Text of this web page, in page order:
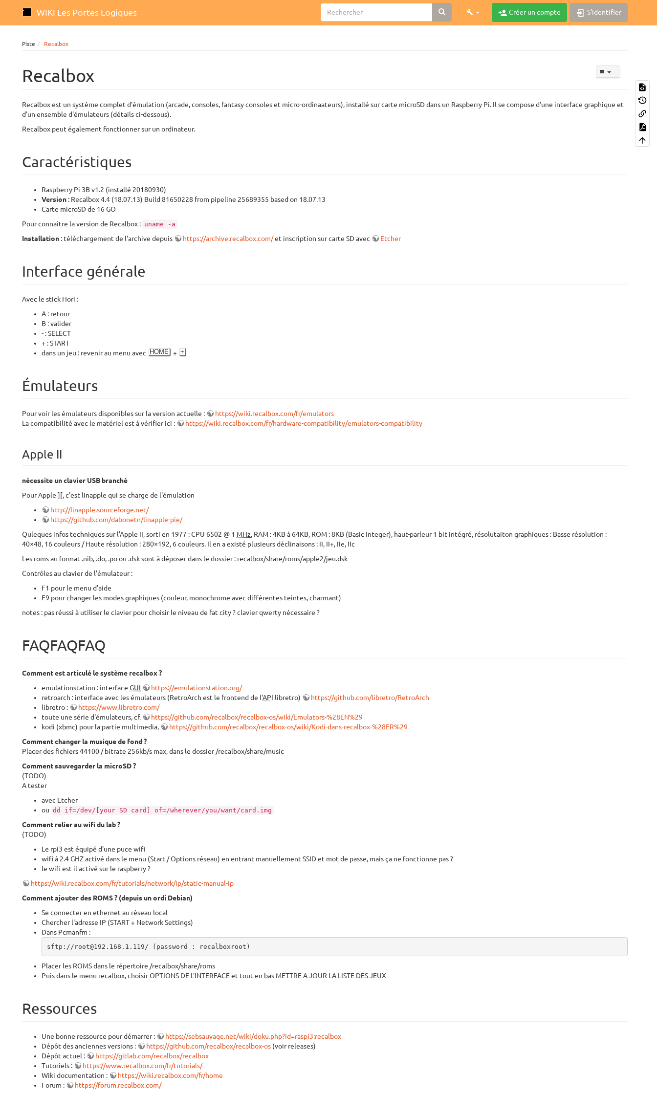
WIKI Les Portes Logiques Créer un compte S'identifier
Piste Recalbox
Recalbox
Recalbox est un système complet d'émulation (arcade, consoles, fantasy consoles et micro-ordinaateurs), installé sur carte microSD dans un Raspberry Pi. Il se compose d'une interface graphique et
d'un ensemble d'émulateurs (détails ci-dessous).
Recalbox peut également fonctionner sur un ordinateur.
Caractéristiques
Raspberry Pi 3B v1.2 (installé 20180930)
Version : Recalbox 4.4 (18.07.13) Build 81650228 from pipeline 25689355 based on 18.07.13
Carte microSD de 16 GO
Pour connaître la version de Recalbox : uname -a
Installation : téléchargement de l'archive depuis https://archive.recalbox.com/et inscription sur carte SD avec Etcher
Interface générale
Avec le stick Hori :
A : retour
B : valider
- : SELECT
+ : START
dans un jeu : revenir au menu avec
HOME + +
Émulateurs
Pour voir les émulateurs disponibles sur la version actuelle :
https://wiki.recalbox.com/fr/emulators
La compatibilité avec le matériel est à vérifier ici :
https://wiki.recalbox.com/fr/hardware-compatibility/emulators-compatibility
Apple II
nécessite un clavier USB branché
Pour Apple ][, c'est linapple qui se charge de l'émulation
http://linapple.sourceforge.net/
https://github.com/dabonetn/linapple-pie/
Quleques infos techniques sur l'Apple II, sorti en 1977 : CPU 6502 @ 1 MHz, RAM : 4KB à 64KB, ROM : 8KB (Basic Integer), haut-parleur 1 bit intégré, résolutaiton graphiques : Basse résolution :
40×48, 16 couleurs / Haute résolution : 280×192, 6 couleurs. Il en a existé plusieurs déclinaisons : II, II+, IIe, IIc
Les roms au format .nib, .do, .po ou .dsk sont à déposer dans le dossier : recalbox/share/roms/apple2/jeu.dsk
Contrôles au clavier de l'émulateur :
F1 pour le menu d'aide
F9 pour changer les modes graphiques (couleur, monochrome avec différentes teintes, charmant)
notes : pas réussi à utiliser le clavier pour choisir le niveau de fat city ? clavier qwerty nécessaire ?
FAQFAQFAQ
Comment est articulé le système recalbox ?
emulationstation : interface GUI
https://emulationstation.org/
retroarch : interface avec les émulateurs (RetroArch est le frontend de l'API libretro)
https://github.com/libretro/RetroArch
libretro :
https://www.libretro.com/
toute une série d'émulateurs, cf.
https://github.com/recalbox/recalbox-os/wiki/Emulators-%28EN%29
kodi (xbmc) pour la partie multimedia,
https://github.com/recalbox/recalbox-os/wiki/Kodi-dans-recalbox-%28FR%29
Comment changer la musique de fond ?
Placer des fichiers 44100 / bitrate 256kb/s max, dans le dossier /recalbox/share/music
Comment sauvegarder la microSD ?
(TODO)
A tester
avec Etcher
ou dd if=/dev/[your SD card] of=/wherever/you/want/card.img
Comment relier au wifi du lab ?
(TODO)
Le rpi3 est équipé d'une puce wifi
wifi à 2.4 GHZ activé dans le menu (Start / Options réseau) en entrant manuellement SSID et mot de passe, mais ça ne fonctionne pas ?
le wifi est il activé sur le raspberry ?
https://wiki.recalbox.com/fr/tutorials/network/ip/static-manual-ip
Comment ajouter des ROMS ? (depuis un ordi Debian)
Se connecter en ethernet au réseau local
Chercher l'adresse IP (START + Network Settings)
Dans Pcmanfm :
sftp://root@192.168.1.119/ (password : recalboxroot)
Placer les ROMS dans le répertoire /recalbox/share/roms
Puis dans le menu recalbox, choisir OPTIONS DE L'INTERFACE et tout en bas METTRE A JOUR LA LISTE DES JEUX
Ressources
Une bonne ressource pour démarrer :
https://sebsauvage.net/wiki/doku.php?id=raspi3:recalbox
Dépôt des anciennes versions :
https://github.com/recalbox/recalbox-os (voir releases)
Dépôt actuel :
https://gitlab.com/recalbox/recalbox
Tutoriels :
https://www.recalbox.com/fr/tutorials/
Wiki documentation :
https://wiki.recalbox.com/fr/home
Forum :
https://forum.recalbox.com/